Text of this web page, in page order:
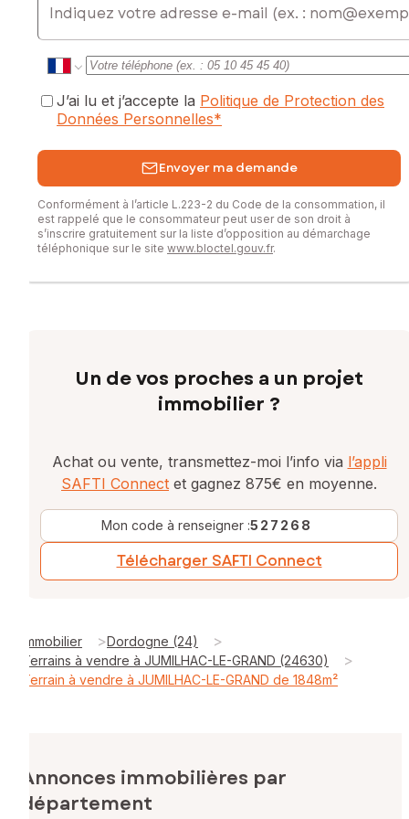
J’ai lu et j’accepte la Politique de Protection des
Données Personnelles*
Envoyer ma demande
Conformément à l’article L.223-2 du Code de la consommation, il
est rappelé que le consommateur peut user de son droit à
s’inscrire gratuitement sur la liste d’opposition au démarchage
téléphonique sur le site www.bloctel.gouv.fr.
Un de vos proches a un projet
immobilier ?
Achat ou vente, transmettez-moi l’info via l’appli
SAFTI Connect et gagnez 875€ en moyenne.
Mon code à renseigner :527268
Télécharger SAFTI Connect
Immobilier >Dordogne (24) >
Terrains à vendre à JUMILHAC-LE-GRAND (24630) >
Terrain à vendre à JUMILHAC-LE-GRAND de 1848m²
Annonces immobilières par
département